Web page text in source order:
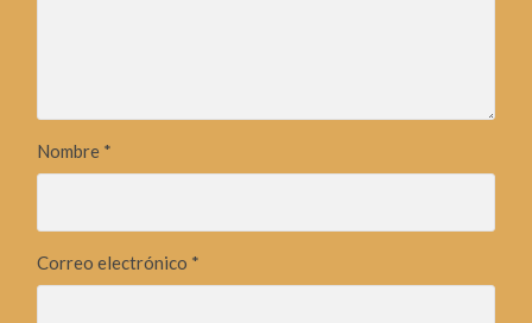
Nombre *
Correo electrónico *